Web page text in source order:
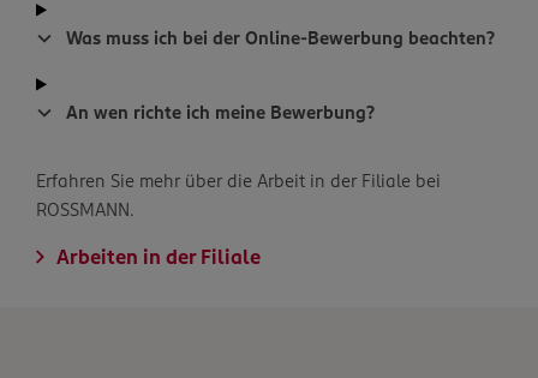
Was muss ich bei der Online-Bewerbung beachten?
An wen richte ich meine Bewerbung?
Erfahren Sie mehr über die Arbeit in der Filiale bei
ROSSMANN.
Arbeiten in der Filiale